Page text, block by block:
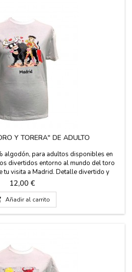
Y TORERA" DE ADULTO
algodón, para adultos disponibles en
divertidos entorno al mundo del toro
tu visita a Madrid. Detalle divertido y
de una torera y un toro.
Precio
12,00 €
Añadir al carrito